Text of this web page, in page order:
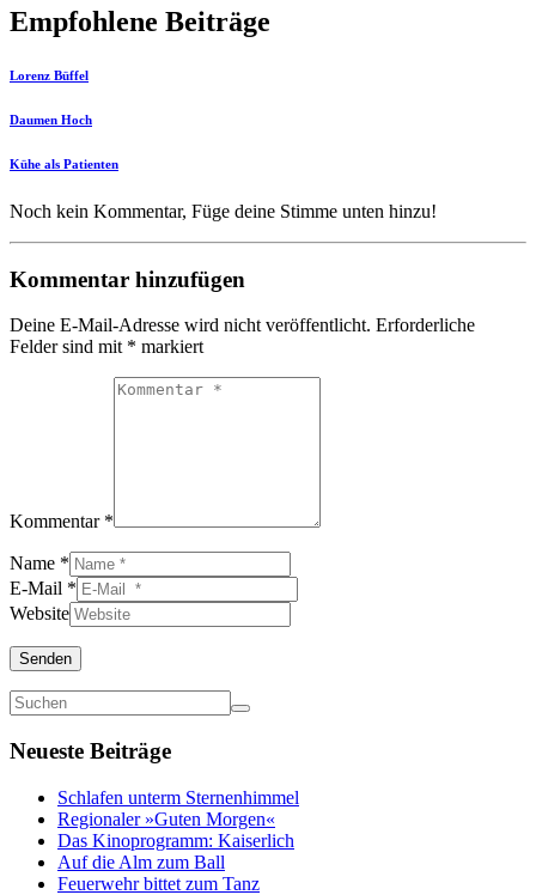
Empfohlene Beiträge
Lorenz Büffel
Daumen Hoch
Kühe als Patienten
Noch kein Kommentar, Füge deine Stimme unten hinzu!
Kommentar hinzufügen
Deine E-Mail-Adresse wird nicht veröffentlicht. Erforderliche
Felder sind mit * markiert
Kommentar *
Name *
E-Mail *
Website
Senden
Neueste Beiträge
Schlafen unterm Sternenhimmel
Regionaler »Guten Morgen«
Das Kinoprogramm: Kaiserlich
Auf die Alm zum Ball
Feuerwehr bittet zum Tanz